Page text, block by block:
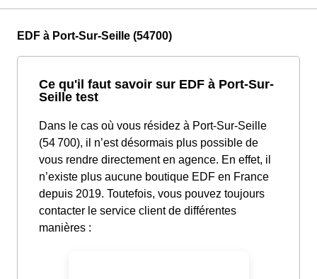
EDF à Port-Sur-Seille (54700)
Ce qu'il faut savoir sur EDF à Port-Sur-
Seille test
Dans le cas où vous résidez à Port-Sur-Seille
(54 700), il n’est désormais plus possible de
vous rendre directement en agence. En effet, il
n’existe plus aucune boutique EDF en France
depuis 2019. Toutefois, vous pouvez toujours
contacter le service client de différentes
manières :